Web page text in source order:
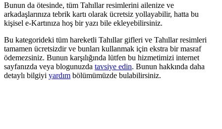
Bunun da ötesinde, tüm Tahıllar resimlerini ailenize ve
arkadaşlarınıza tebrik kartı olarak ücretsiz yollayabilir, hatta bu
kişisel e-Kartınıza hoş bir yazı bile ekleyebilirsiniz.
Bu kategorideki tüm hareketli Tahıllar gifleri ve Tahıllar resimleri
tamamen ücretsizdir ve bunları kullanmak için ekstra bir masraf
ödemezsiniz. Bunun karşılığında lütfen bu hizmetimizi internet
sayfanızda veya blogunuzda tavsiye edin. Bunun hakkında daha
detaylı bilgiyi yardım bölümümüzde bulabilirsiniz.